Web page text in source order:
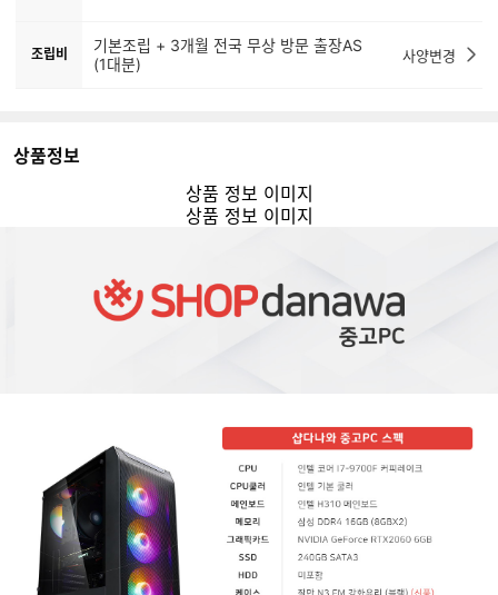
조립비
기본조립 + 3개월 전국 무상 방문 출장AS
(1대분)
사양변경
상품정보